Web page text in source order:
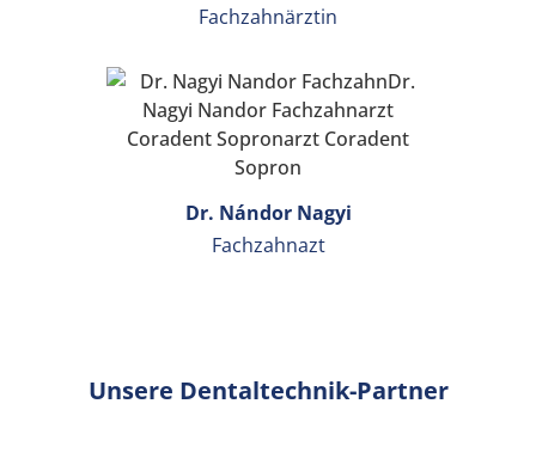
Fachzahnärztin
Dr. Nándor Nagyi
Fachzahnazt
Unsere Dentaltechnik-Partner